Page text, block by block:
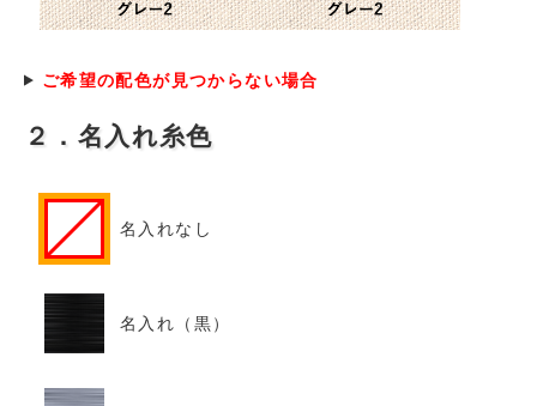
ご希望の配色が見つからない場合
２．名入れ糸色
名入れなし
名入れ（黒）